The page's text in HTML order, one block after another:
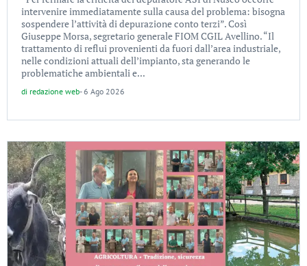
intervenire immediatamente sulla causa del problema: bisogna
sospendere l’attività di depurazione conto terzi”. Così
Giuseppe Morsa, segretario generale FIOM CGIL Avellino. “Il
trattamento di reflui provenienti da fuori dall’area industriale,
nelle condizioni attuali dell’impianto, sta generando le
problematiche ambientali e...
di redazione web-6 Ago 2026